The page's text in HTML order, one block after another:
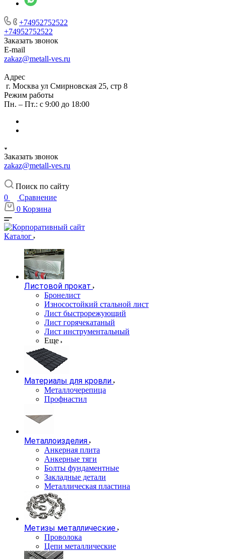
+74952752522
+74952752522
Заказать звонок
E-mail
zakaz@metall-ves.ru
Адрес
г. Москва ул Смирновская 25, стр 8
Режим работы
Пн. – Пт.: с 9:00 до 18:00
Заказать звонок
zakaz@metall-ves.ru
Поиск по сайту
0
Сравнение
0 Корзина
Каталог
Листовой прокат
Бронелист
Износостойкий стальной лист
Лист быстрорежующий
Лист горячекатаный
Лист инструментальный
Еще
Материалы для кровли
Металлочерепица
Профнастил
Металлоизделия
Анкерная плита
Анкерные тяги
Болты фундаментные
Закладные детали
Металлическая пластина
Метизы металлические
Проволока
Цепи металлические